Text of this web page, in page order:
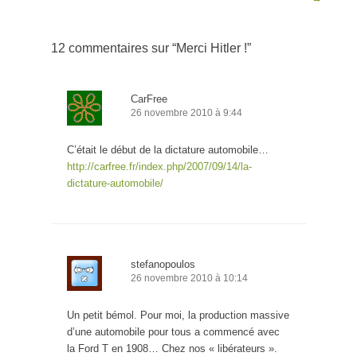
12 commentaires sur “Merci Hitler !”
CarFree
26 novembre 2010 à 9:44
C’était le début de la dictature automobile…
http://carfree.fr/index.php/2007/09/14/la-
dictature-automobile/
stefanopoulos
26 novembre 2010 à 10:14
Un petit bémol. Pour moi, la production massive
d’une automobile pour tous a commencé avec
la Ford T en 1908… Chez nos « libérateurs ».